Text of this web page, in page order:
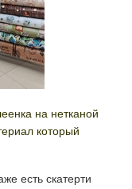
на нетканой
который
есть скатерти